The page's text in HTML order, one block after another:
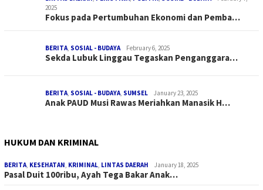
2025
Fokus pada Pertumbuhan Ekonomi dan Pemba…
BERITA, SOSIAL - BUDAYA February 6, 2025
Sekda Lubuk Linggau Tegaskan Penganggara…
BERITA, SOSIAL - BUDAYA, SUMSEL January 23, 2025
Anak PAUD Musi Rawas Meriahkan Manasik H…
HUKUM DAN KRIMINAL
BERITA, KESEHATAN, KRIMINAL, LINTAS DAERAH January 18, 2025
Pasal Duit 100ribu, Ayah Tega Bakar Anak…